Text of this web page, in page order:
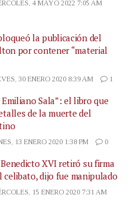
4 MAYO 2022 7:05 AM
la publicación del
por contener “material
30 ENERO 2020 8:39 AM 1
Sala”: el libro que
de la muerte del
13 ENERO 2020 1:38 PM 0
XVI retiró su firma
celibato, dijo fue manipulado
15 ENERO 2020 7:31 AM